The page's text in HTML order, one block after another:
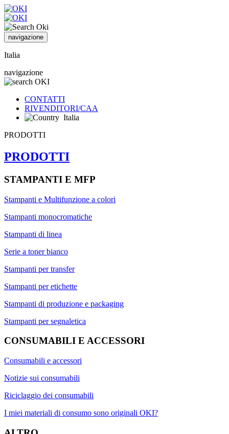
navigazione
Italia
navigazione
CONTATTI
RIVENDITORI/CAA
Italia
PRODOTTI
PRODOTTI
STAMPANTI E MFP
Stampanti e Multifunzione a colori
Stampanti monocromatiche
Stampanti di linea
Serie a toner bianco
Stampanti per transfer
Stampanti per etichette
Stampanti di produzione e packaging
Stampanti per segnaletica
CONSUMABILI E ACCESSORI
Consumabili e accessori
Notizie sui consumabili
Riciclaggio dei consumabili
I miei materiali di consumo sono originali OKI?